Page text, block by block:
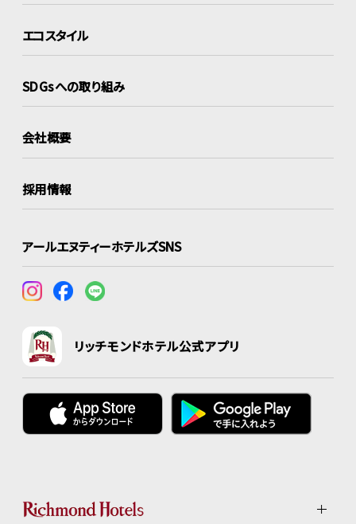
エコスタイル
SDGsへの取り組み
会社概要
採用情報
アールエヌティーホテルズSNS
リッチモンドホテル公式アプリ